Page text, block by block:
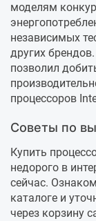
моделям
независимых
других
позволил
процессоров
Советы по
Купить
недорого в
сейчас.
каталоге и
через корзину